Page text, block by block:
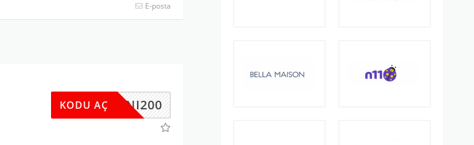
E-posta
YENI200
KODU AÇ